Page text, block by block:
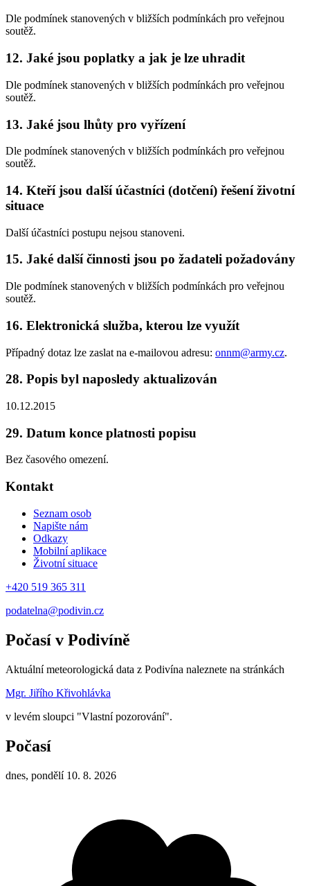
Dle podmínek stanovených v bližších podmínkách pro veřejnou
soutěž.
12. Jaké jsou poplatky a jak je lze uhradit
Dle podmínek stanovených v bližších podmínkách pro veřejnou
soutěž.
13. Jaké jsou lhůty pro vyřízení
Dle podmínek stanovených v bližších podmínkách pro veřejnou
soutěž.
14. Kteří jsou další účastníci (dotčení) řešení životní
situace
Další účastníci postupu nejsou stanoveni.
15. Jaké další činnosti jsou po žadateli požadovány
Dle podmínek stanovených v bližších podmínkách pro veřejnou
soutěž.
16. Elektronická služba, kterou lze využít
Případný dotaz lze zaslat na e-mailovou adresu: onnm@army.cz.
28. Popis byl naposledy aktualizován
10.12.2015
29. Datum konce platnosti popisu
Bez časového omezení.
Kontakt
Seznam osob
Napište nám
Odkazy
Mobilní aplikace
Životní situace
+420 519 365 311
podatelna@podivin.cz
Počasí v Podivíně
Aktuální meteorologická data z Podivína naleznete na stránkách
Mgr. Jiřího Křivohlávka
v levém sloupci "Vlastní pozorování".
Počasí
dnes, pondělí 10. 8. 2026